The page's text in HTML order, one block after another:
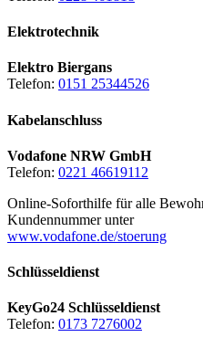
Elektrotechnik
Elektro Biergans
Telefon: 0151 25344526
Kabelanschluss
Vodafone NRW GmbH
Telefon: 0221 46619112
Online-Soforthilfe für alle
Kundennummer unter
www.vodafone.de/stoerung
Schlüsseldienst
KeyGo24 Schlüsseldienst
Telefon: 0173 7276002